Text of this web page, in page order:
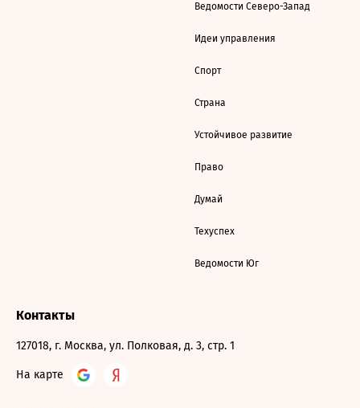
Ведомости Северо-Запад
Идеи управления
Спорт
Страна
Устойчивое развитие
Право
Думай
Техуспех
Ведомости Юг
Контакты
127018, г. Москва, ул. Полковая, д. 3, стр. 1
На карте